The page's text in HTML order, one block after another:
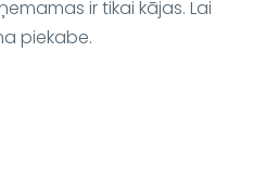
ir tikai kājas. Lai
piekabe.